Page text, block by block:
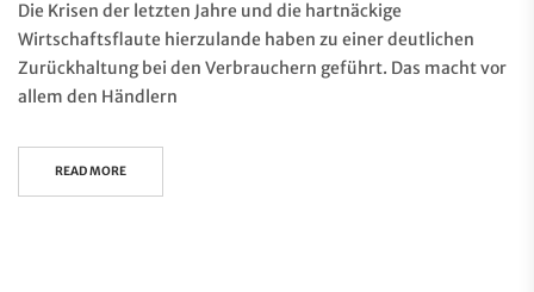
Die Krisen der letzten Jahre und die hartnäckige
Wirtschaftsflaute hierzulande haben zu einer deutlichen
Zurückhaltung bei den Verbrauchern geführt. Das macht vor
allem den Händlern
READ MORE